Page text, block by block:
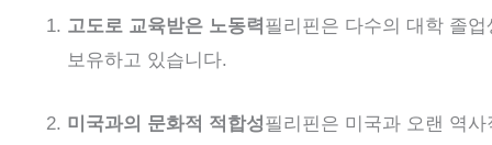
고도로 교육받은 노동력 필리핀은 다수의 대학 졸
보유하고 있습니다.
미국과의 문화적 적합성필리핀은 미국과 오랜 역